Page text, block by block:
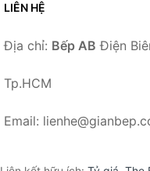
LIÊN HỆ
Địa chỉ: Bếp AB Điện
Tp.HCM
Email: